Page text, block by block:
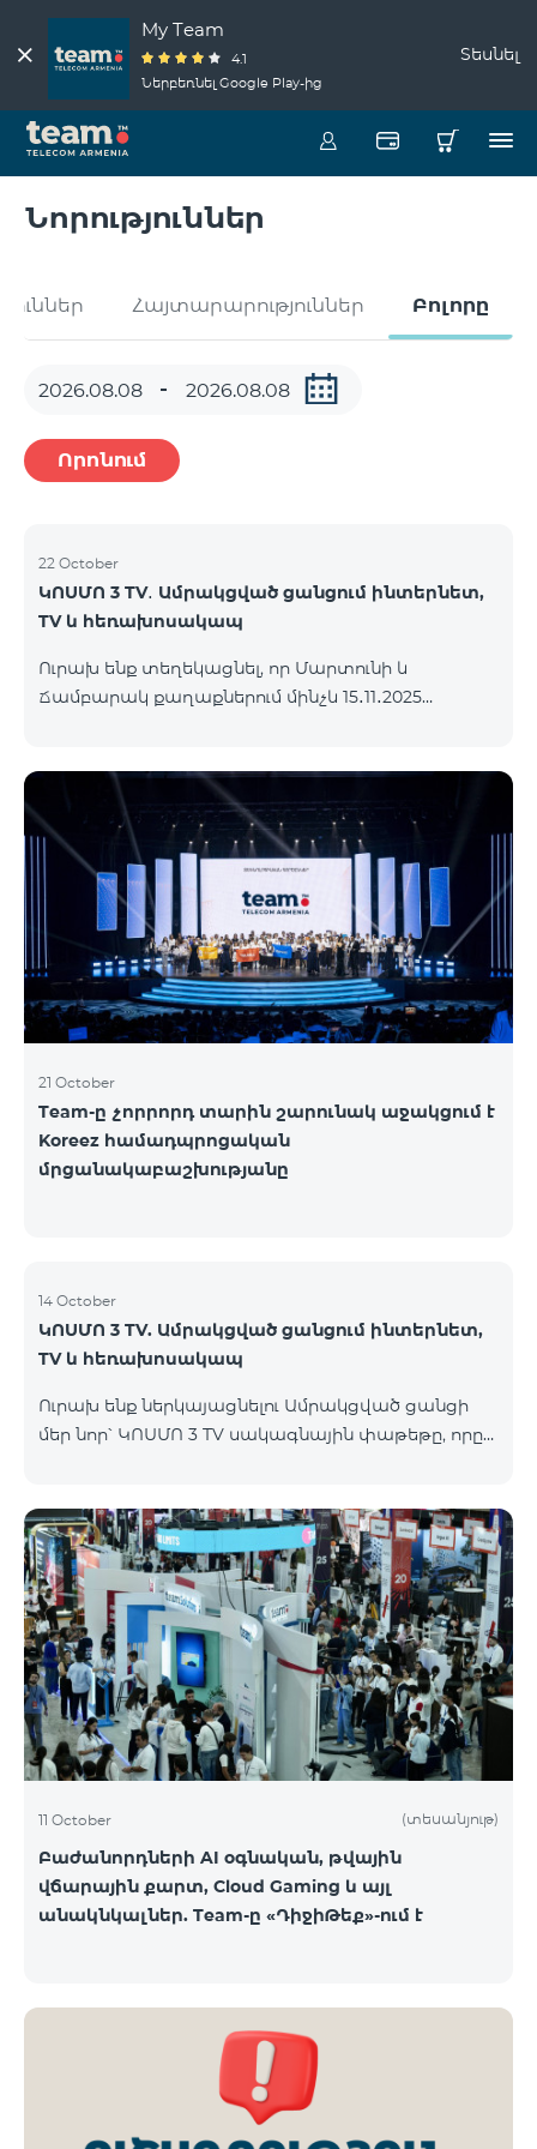
My Team
4.1
Ներբեռնել Google Play-ից
Տեսնել
Նորություններ
Հայտարարություններ Բոլորը
Որոնում
22 October
ԿՈՍՄՈ 3 TV․ Ամրակցված ցանցում ինտերնետ,
TV և հեռախոսակապ
Ուրախ ենք տեղեկացնել, որ Մարտունի և
Ճամբարակ քաղաքներում մինչև 15․11․2025
3 TV փաթեթը․ Ինտերնետ. Մինչև 50 Մբիթ/վ
արագություն։ Մինչև 80 TV ալիք՝ TeamTv Smart
հավելվածով: Ֆիքսված հեռախոսակապ. 180
րոպե դեպի Team ֆիքսված ցանց։ Սույն
սակագնային փաթեթում ներառված
հեռուստատեսության ծառայությունը
տրամադրվում է առանց TV սարքի՝ TeamTV Smart
հավելվածի միջոցով։ Սակագնային փաթեթի
արժեքները ներկայացվա
21 October
Team-ը չորրորդ տարին շարունակ աջակցում է
Koreez համադպրոցական
մրցանակաբաշխությանը
14 October
ԿՈՍՄՈ 3 TV. Ամրակցված ցանցում ինտերնետ,
TV և հեռախոսակապ
Ուրախ ենք ներկայացնելու Ամրակցված ցանցի
մեր նոր՝ ԿՈՍՄՈ 3 TV սակագնային փաթեթը, որը
ժամանակակից լուծումներ յուրաքանչյուր տան
համար, որը հասանելի կլինի Վարդենիս և
Գավառ քաղաքներում մինչև 15․11․2025
ներառյալ։Ի՞նչ է ներառում Ամրակցված ցանցի
ԿՈՍՄՈ 3 TV փաթեթը․ Ինտերնետ. Մինչև 50 Մբիթ/
վ արագություն։ TV. Մինչև 80 TV ալիք՝ TeamTv
Smart հավելվածով Ֆիքսված հեռախոսակապ.
180 րոպե դեպի Team ֆիքսված ցանց։ Սույն
սակագնային փաթեթում ներառվա
11 October (տեսանյութ)
Բաժանորդների AI օգնական, թվային
վճարային քարտ, Cloud Gaming և այլ
անակնկալներ. Team-ը «ԴիջիԹեք»-ում է